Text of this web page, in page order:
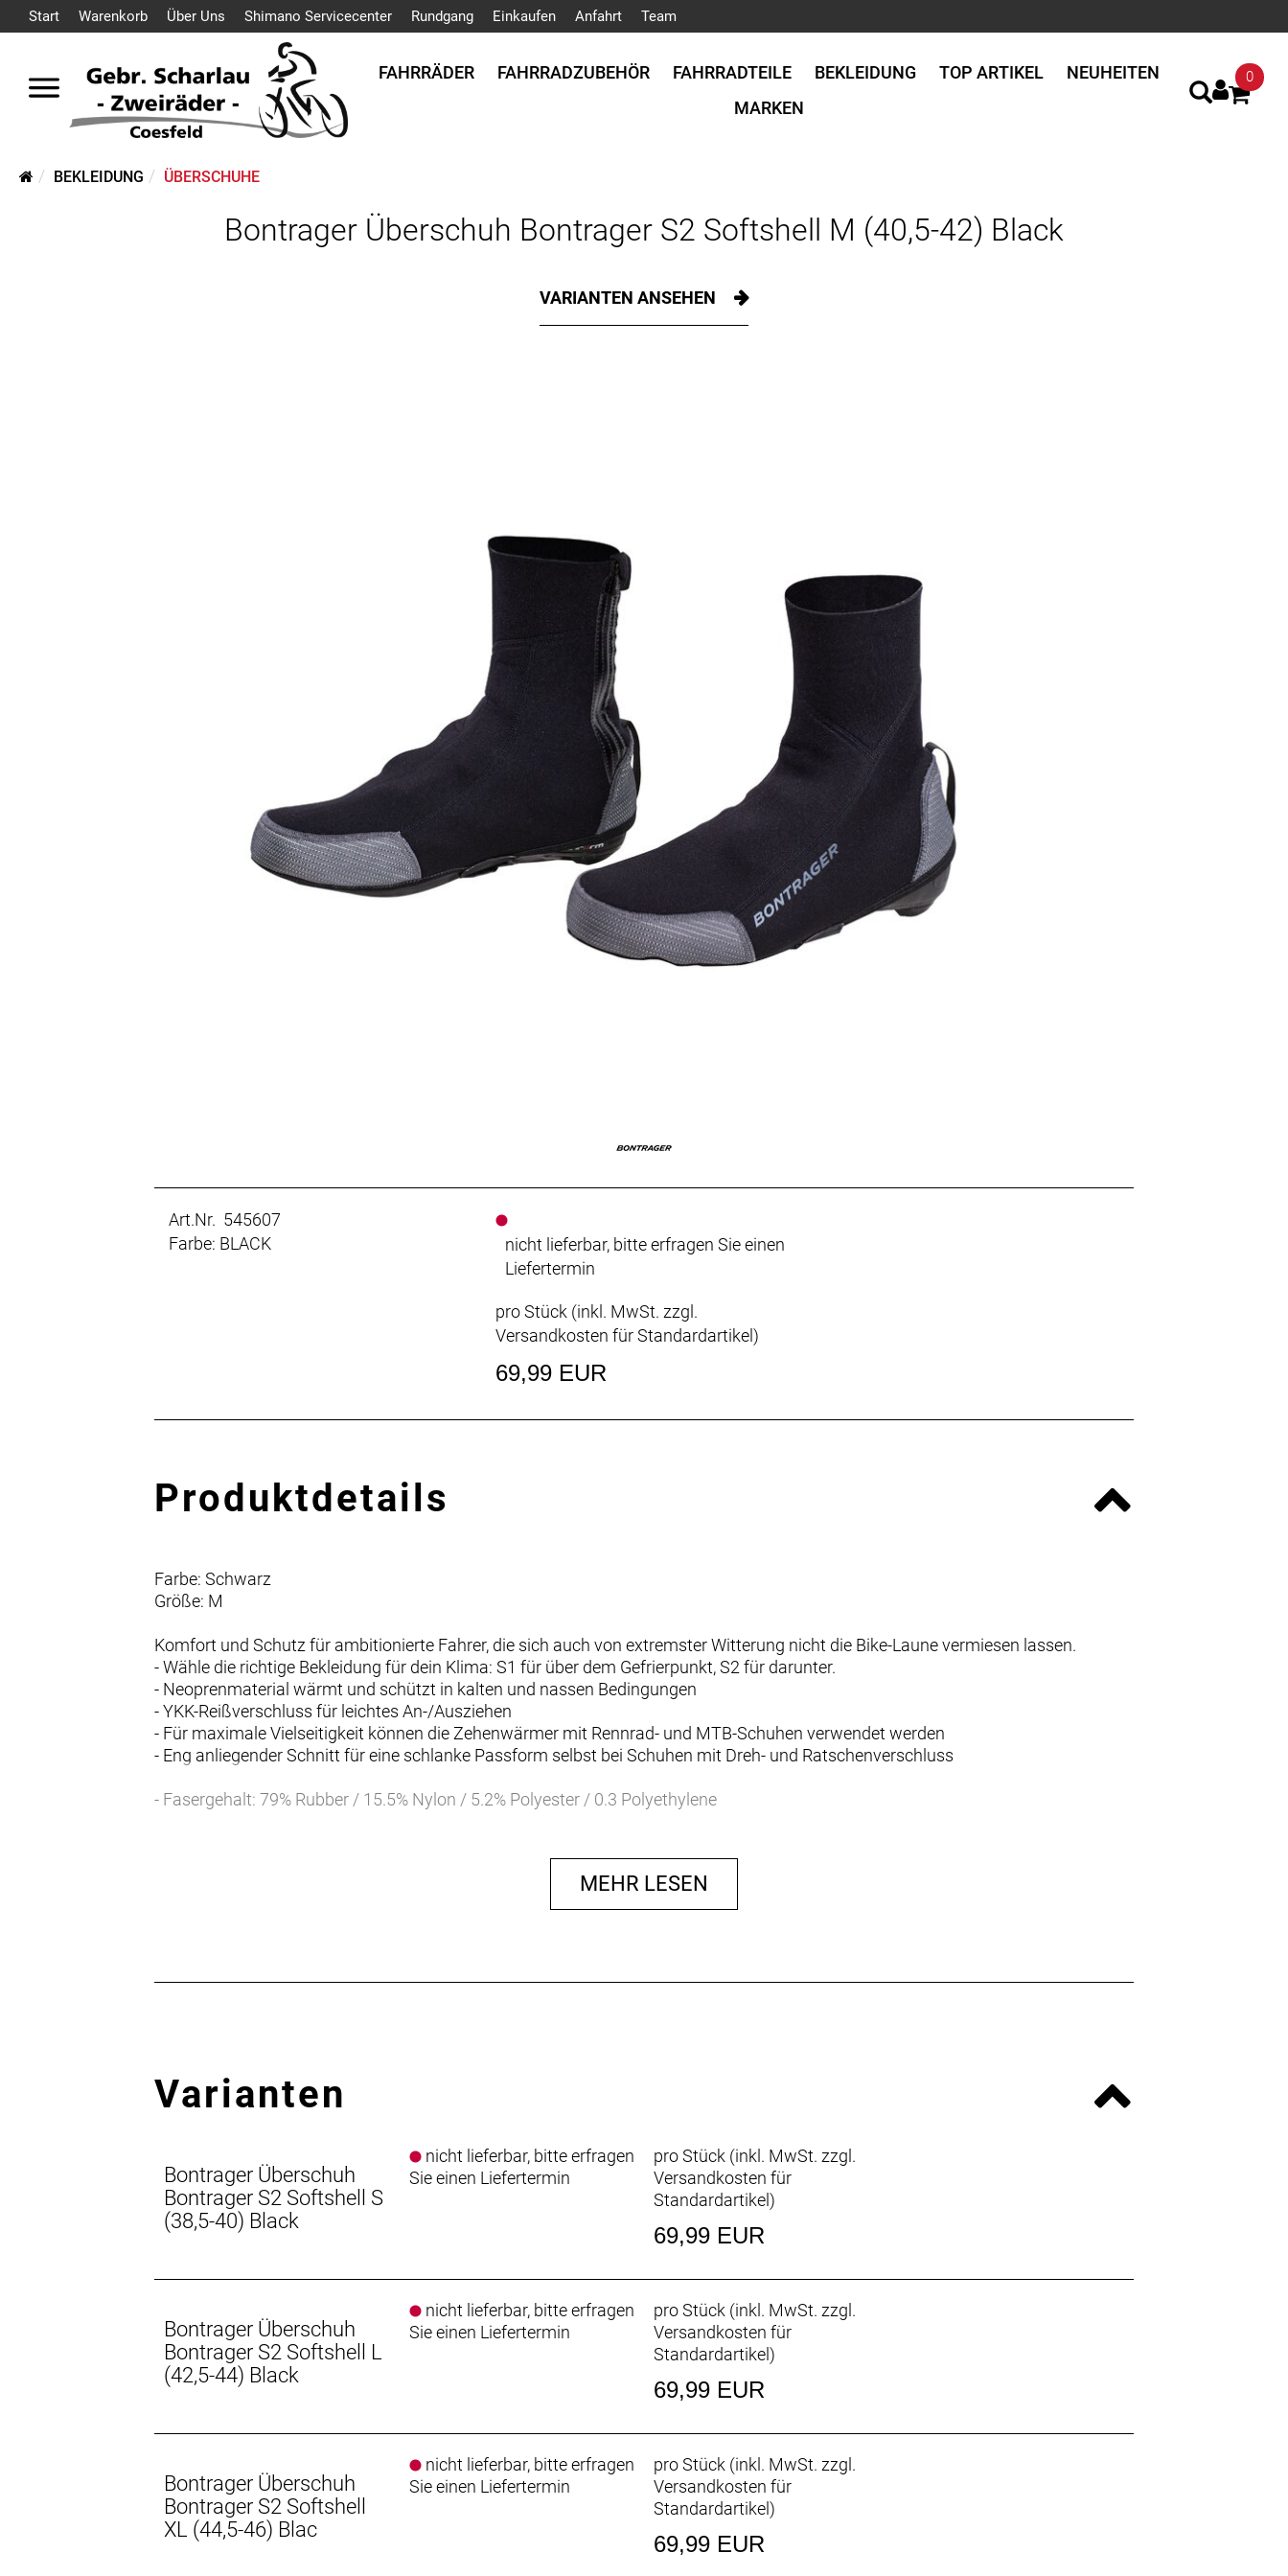
Start Warenkorb Über Uns Shimano Servicecenter Rundgang Einkaufen Anfahrt Team
FAHRRÄDER FAHRRADZUBEHÖR FAHRRADTEILE BEKLEIDUNG TOP ARTIKEL
NEUHEITEN
MARKEN
0
BEKLEIDUNG ÜBERSCHUHE
Bontrager Überschuh Bontrager S2 Softshell M (40,5-42) Black
VARIANTEN ANSEHEN
Art.Nr. 545607
Farbe: BLACK
nicht lieferbar, bitte erfragen Sie einen
Liefertermin
pro Stück (inkl. MwSt. zzgl.
Versandkosten für Standardartikel)
69,99 EUR
Produktdetails
Farbe: Schwarz
Größe: M
Komfort und Schutz für ambitionierte Fahrer, die sich auch von extremster Witterung nicht die Bike-Laune vermiesen lassen.
- Wähle die richtige Bekleidung für dein Klima: S1 für über dem Gefrierpunkt, S2 für darunter.
- Neoprenmaterial wärmt und schützt in kalten und nassen Bedingungen
- YKK-Reißverschluss für leichtes An-/Ausziehen
- Für maximale Vielseitigkeit können die Zehenwärmer mit Rennrad- und MTB-Schuhen verwendet werden
- Eng anliegender Schnitt für eine schlanke Passform selbst bei Schuhen mit Dreh- und Ratschenverschluss
- Fasergehalt: 79% Rubber / 15.5% Nylon / 5.2% Polyester / 0.3 Polyethylene
MEHR LESEN
Varianten
Bontrager Überschuh
Bontrager S2 Softshell S
(38,5-40) Black
nicht lieferbar, bitte erfragen
Sie einen Liefertermin
pro Stück (inkl. MwSt. zzgl.
Versandkosten für
Standardartikel)
69,99 EUR
Bontrager Überschuh
Bontrager S2 Softshell L
(42,5-44) Black
nicht lieferbar, bitte erfragen
Sie einen Liefertermin
pro Stück (inkl. MwSt. zzgl.
Versandkosten für
Standardartikel)
69,99 EUR
Bontrager Überschuh
Bontrager S2 Softshell
XL (44,5-46) Blac
nicht lieferbar, bitte erfragen
Sie einen Liefertermin
pro Stück (inkl. MwSt. zzgl.
Versandkosten für
Standardartikel)
69,99 EUR